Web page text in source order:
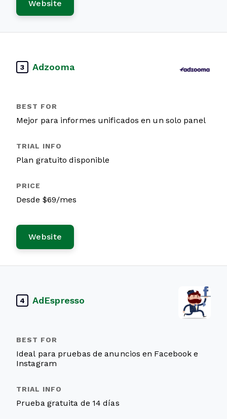
Website
3 Adzooma
Mejor para informes unificados en un solo panel
Plan gratuito disponible
Desde $69/mes
Website
4 AdEspresso
Ideal para pruebas de anuncios en Facebook e
Instagram
Prueba gratuita de 14 días